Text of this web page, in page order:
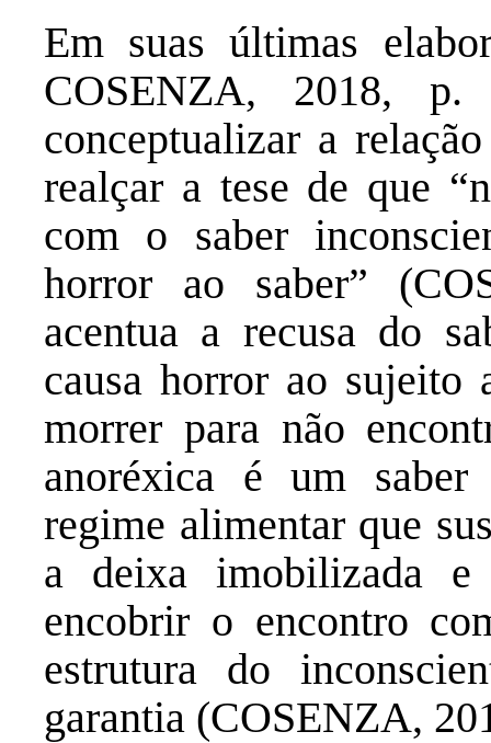
Em suas últimas
COSENZA, 2018,
conceptualizar a
realçar a tese de que
com o saber
horror ao saber”
acentua a recusa do
causa horror ao sujeito
morrer para não
anoréxica é um saber
regime alimentar que
a deixa imobilizada e
encobrir o encontro
estrutura do
garantia (COSENZA,